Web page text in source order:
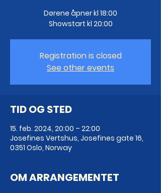
Dørene åpner kl 18:00
Showstart kl 20:00
Registration is closed
See other events
TID OG STED
15. feb. 2024, 20:00 – 22:00
Josefines Vertshus, Josefines gate 16,
0351 Oslo, Norway
OM ARRANGEMENTET